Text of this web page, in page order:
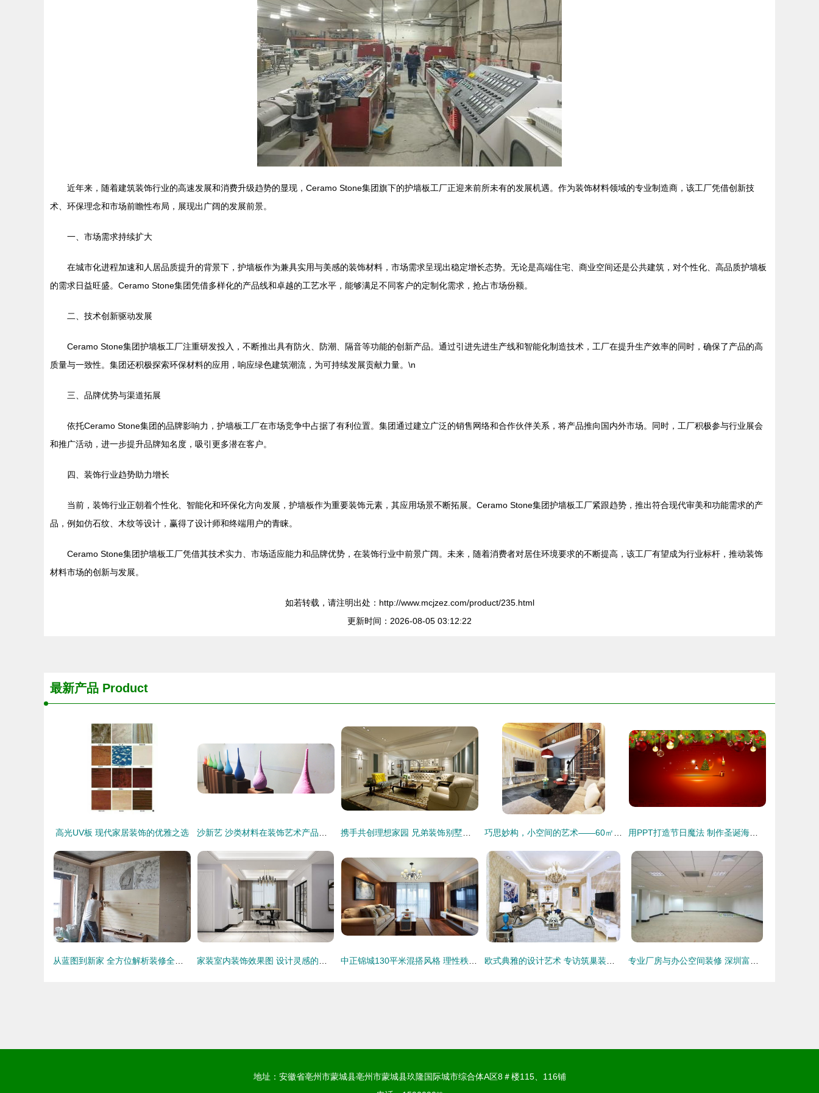
近年来，随着建筑装饰行业的高速发展和消费升级趋势的显现，Ceramo Stone集团旗下的护墙板工厂正迎来前所未有的发展机遇。作为装饰材料领域的专业制造商，该工厂凭借创新技
术、环保理念和市场前瞻性布局，展现出广阔的发展前景。
一、市场需求持续扩大
在城市化进程加速和人居品质提升的背景下，护墙板作为兼具实用与美感的装饰材料，市场需求呈现出稳定增长态势。无论是高端住宅、商业空间还是公共建筑，对个性化、高品质护墙板
的需求日益旺盛。Ceramo Stone集团凭借多样化的产品线和卓越的工艺水平，能够满足不同客户的定制化需求，抢占市场份额。
二、技术创新驱动发展
Ceramo Stone集团护墙板工厂注重研发投入，不断推出具有防火、防潮、隔音等功能的创新产品。通过引进先进生产线和智能化制造技术，工厂在提升生产效率的同时，确保了产品的高
质量与一致性。集团还积极探索环保材料的应用，响应绿色建筑潮流，为可持续发展贡献力量。\n
三、品牌优势与渠道拓展
依托Ceramo Stone集团的品牌影响力，护墙板工厂在市场竞争中占据了有利位置。集团通过建立广泛的销售网络和合作伙伴关系，将产品推向国内外市场。同时，工厂积极参与行业展会
和推广活动，进一步提升品牌知名度，吸引更多潜在客户。
四、装饰行业趋势助力增长
当前，装饰行业正朝着个性化、智能化和环保化方向发展，护墙板作为重要装饰元素，其应用场景不断拓展。Ceramo Stone集团护墙板工厂紧跟趋势，推出符合现代审美和功能需求的产
品，例如仿石纹、木纹等设计，赢得了设计师和终端用户的青睐。
Ceramo Stone集团护墙板工厂凭借其技术实力、市场适应能力和品牌优势，在装饰行业中前景广阔。未来，随着消费者对居住环境要求的不断提高，该工厂有望成为行业标杆，推动装饰
材料市场的创新与发展。
如若转载，请注明出处：http://www.mcjzez.com/product/235.html
更新时间：2026-08-05 03:12:22
最新产品 Product
高光UV板 现代家居装饰的优雅之选
地址：安徽省亳州市蒙城县亳州市蒙城县玖隆国际城市综合体A区8＃楼115、116铺